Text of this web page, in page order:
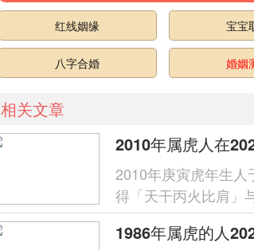
红线姻缘 宝宝
八字合婚 婚姻
相关文章
2010年属虎人在
2010年庚寅虎年生人
得「天干丙火比肩」
呈「木火通明」之象